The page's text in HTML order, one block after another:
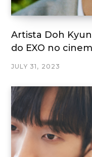
Artista Doh
do EXO no
JULY 31, 2023